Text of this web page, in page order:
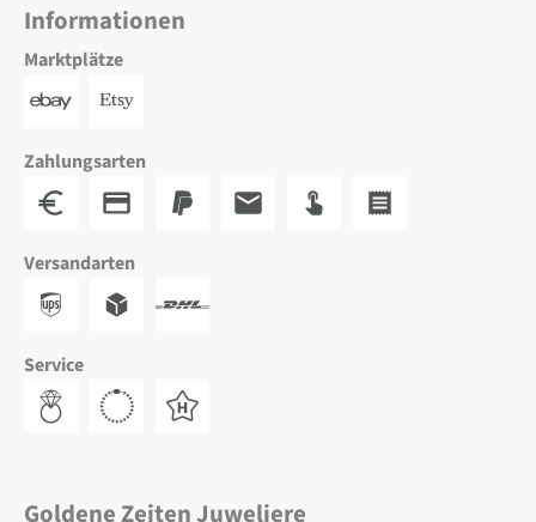
Informationen
Marktplätze
Zahlungsarten
Versandarten
Service
Goldene Zeiten Juweliere